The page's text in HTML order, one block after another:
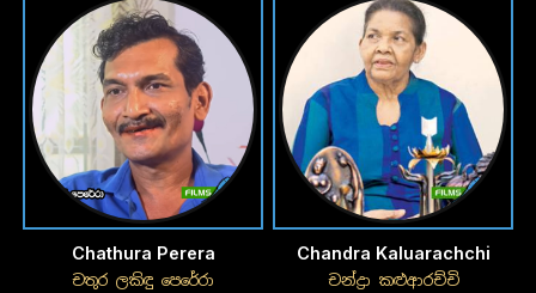
Chathura Perera
චතුර ලකිඳු පෙරේරා
Chandra Kaluarachchi
චන්ද්‍රා කළුආරච්චි